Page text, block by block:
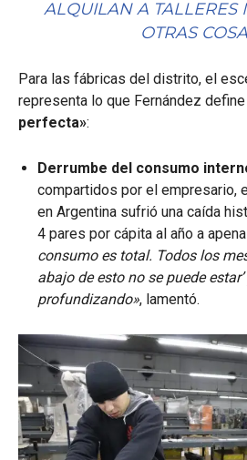
ALQUILAN A TALLERES
OTRAS
Para las fábricas del distrito, el
representa lo que Fernández
perfecta»:
Derrumbe del consumo
compartidos por el empresario,
en Argentina sufrió una caída
4 pares por cápita al año a
consumo es total. Todos los
abajo de esto no se puede
profundizando», lamentó.